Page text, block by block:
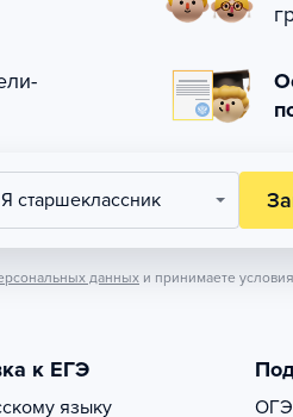
Я старшеклассник
данных и принимаете условия
к ЕГЭ
языку ОГЭ